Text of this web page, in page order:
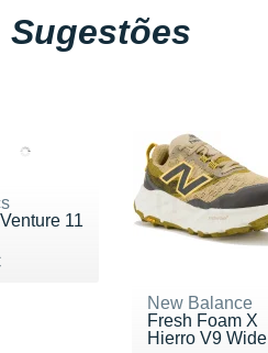
Sugestões
11
80 €
New Balance
Fresh Foam X
Hierro V9 Wide